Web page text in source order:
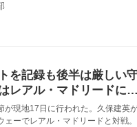
で引き分けた。
を記録も後半は厳しい
レアル・マドリードに悔
】
が現地17日に行われた。久保建英
ーでレアル・マドリードと対戦。